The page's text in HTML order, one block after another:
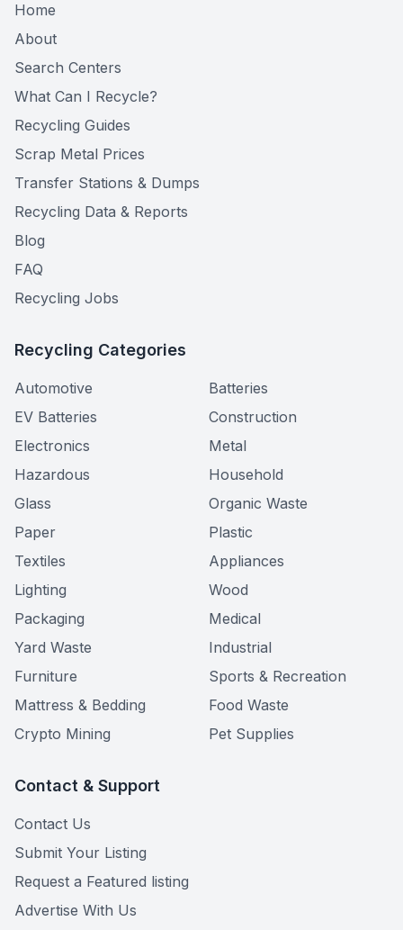
Home
About
Search Centers
What Can I Recycle?
Recycling Guides
Scrap Metal Prices
Transfer Stations & Dumps
Recycling Data & Reports
Blog
FAQ
Recycling Jobs
Recycling Categories
Automotive
Batteries
EV Batteries
Construction
Electronics
Metal
Hazardous
Household
Glass
Organic Waste
Paper
Plastic
Textiles
Appliances
Lighting
Wood
Packaging
Medical
Yard Waste
Industrial
Furniture
Sports & Recreation
Mattress & Bedding
Food Waste
Crypto Mining
Pet Supplies
Contact & Support
Contact Us
Submit Your Listing
Request a Featured listing
Advertise With Us